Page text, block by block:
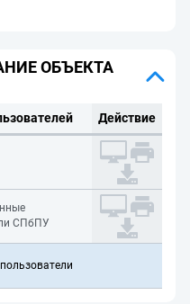
ОБЪЕКТА
Действие
СПбПУ